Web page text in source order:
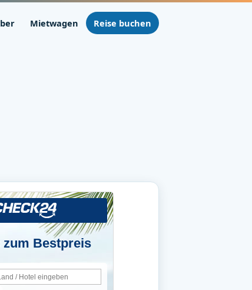
Mietwagen Reise buchen
zum Bestpreis